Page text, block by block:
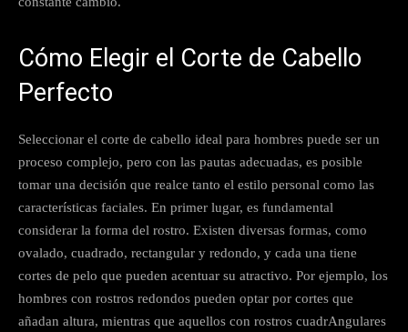
Cómo Elegir el Corte de Cabello
Perfecto
Seleccionar el corte de cabello ideal para hombres puede ser un
proceso complejo, pero con las pautas adecuadas, es posible
tomar una decisión que realce tanto el estilo personal como las
características faciales. En primer lugar, es fundamental
considerar la forma del rostro. Existen diversas formas, como
ovalado, cuadrado, rectangular y redondo, y cada una tiene
cortes de pelo que pueden acentuar su atractivo. Por ejemplo, los
hombres con rostros redondos pueden optar por cortes que
añadan altura, mientras que aquellos con rostros cuadrAngulares